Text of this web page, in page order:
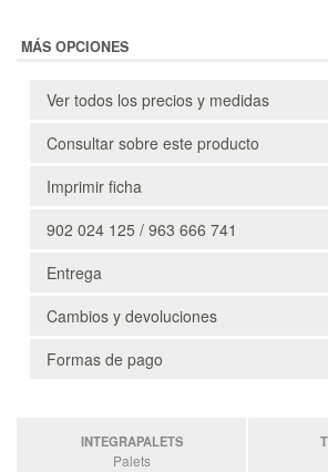
MÁS OPCIONES
Ver todos los precios y medidas
Consultar sobre este producto
Imprimir ficha
902 024 125 / 963 666 741
Entrega
Cambios y devoluciones
Formas de pago
INTEGRAPALETS
Palets